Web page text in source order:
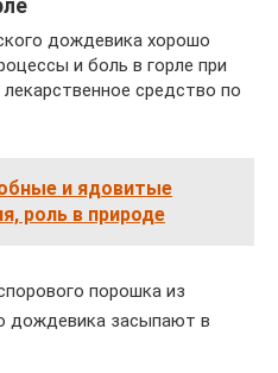
дождевика хорошо
и боль в горле при
средство по
и ядовитые
роль в природе
порошка из
дождевика засыпают в